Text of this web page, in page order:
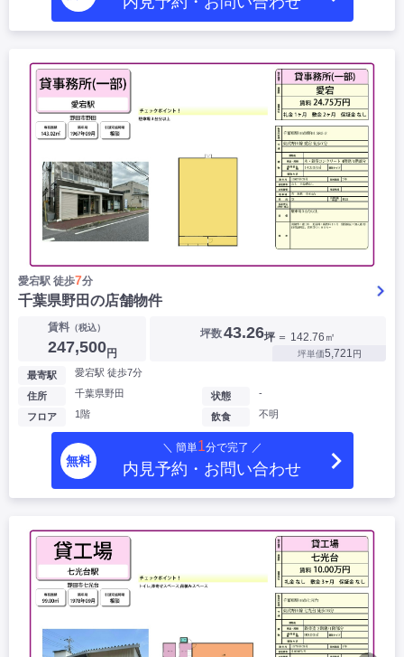
愛宕駅 徒歩7分
千葉県野田の店舗物件
賃料（税込）
247,500円
坪数43.26坪 ＝ 142.76㎡
坪単価5,721円
最寄駅 愛宕駅 徒歩7分
住所 千葉県野田
フロア 1階
状態 -
飲食 不明
無料
＼ 簡単1分で完了 ／
内見予約・お問い合わせ